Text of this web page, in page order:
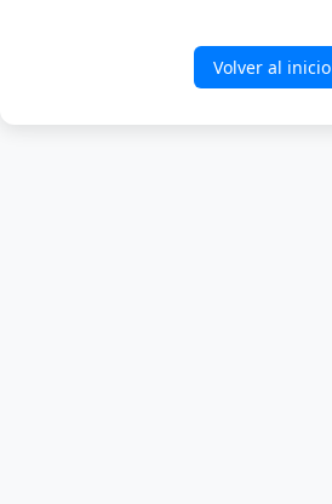
Volver al inicio